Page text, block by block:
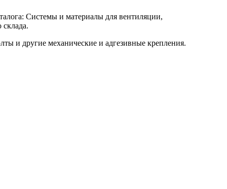
Системы и материалы для вентиляции,
и другие механические и адгезивные крепления.